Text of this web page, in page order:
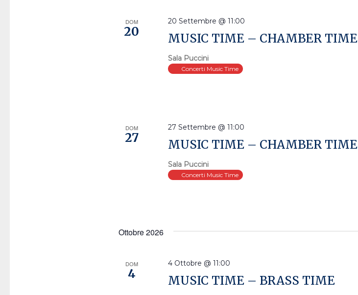
con
DOM
20 MUSIC TIME – CHAMBER TIME
20 Settembre @ 11:00
Sala Puccini
Concerti Music Time
DOM
27 MUSIC TIME – CHAMBER TIME
27 Settembre @ 11:00
Sala Puccini
Concerti Music Time
Ottobre 2026
DOM
4 MUSIC TIME – BRASS TIME
4 Ottobre @ 11:00